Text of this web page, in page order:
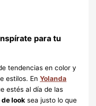
para tu
tendencias en color y
estilos. EnYolanda
estés al día de las
look sea justo lo que